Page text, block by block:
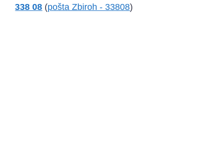
338 08 (pošta Zbiroh - 33808)